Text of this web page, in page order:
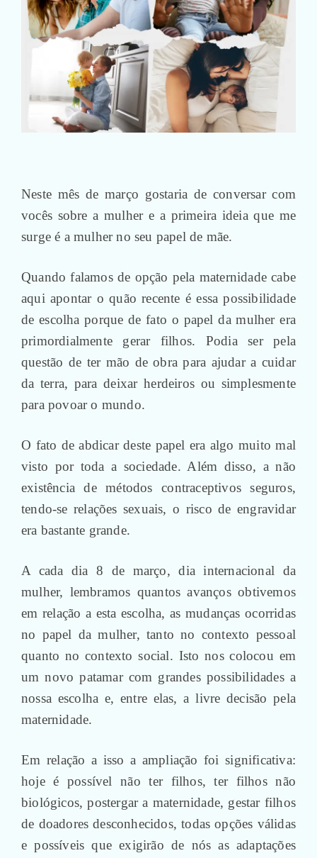
Neste mês de março gostaria de conversar com
vocês sobre a mulher e a primeira ideia que me
surge é a mulher no seu papel de mãe.
Quando falamos de opção pela maternidade cabe
aqui apontar o quão recente é essa possibilidade
de escolha porque de fato o papel da mulher era
primordialmente gerar filhos. Podia ser pela
questão de ter mão de obra para ajudar a cuidar
da terra, para deixar herdeiros ou simplesmente
para povoar o mundo.
O fato de abdicar deste papel era algo muito mal
visto por toda a sociedade. Além disso, a não
existência de métodos contraceptivos seguros,
tendo-se relações sexuais, o risco de engravidar
era bastante grande.
A cada dia 8 de março, dia internacional da
mulher, lembramos quantos avanços obtivemos
em relação a esta escolha, as mudanças ocorridas
no papel da mulher, tanto no contexto pessoal
quanto no contexto social. Isto nos colocou em
um novo patamar com grandes possibilidades a
nossa escolha e, entre elas, a livre decisão pela
maternidade.
Em relação a isso a ampliação foi significativa:
hoje é possível não ter filhos, ter filhos não
biológicos, postergar a maternidade, gestar filhos
de doadores desconhecidos, todas opções válidas
e possíveis que exigirão de nós as adaptações